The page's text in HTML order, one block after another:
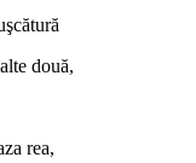
două,
rea,